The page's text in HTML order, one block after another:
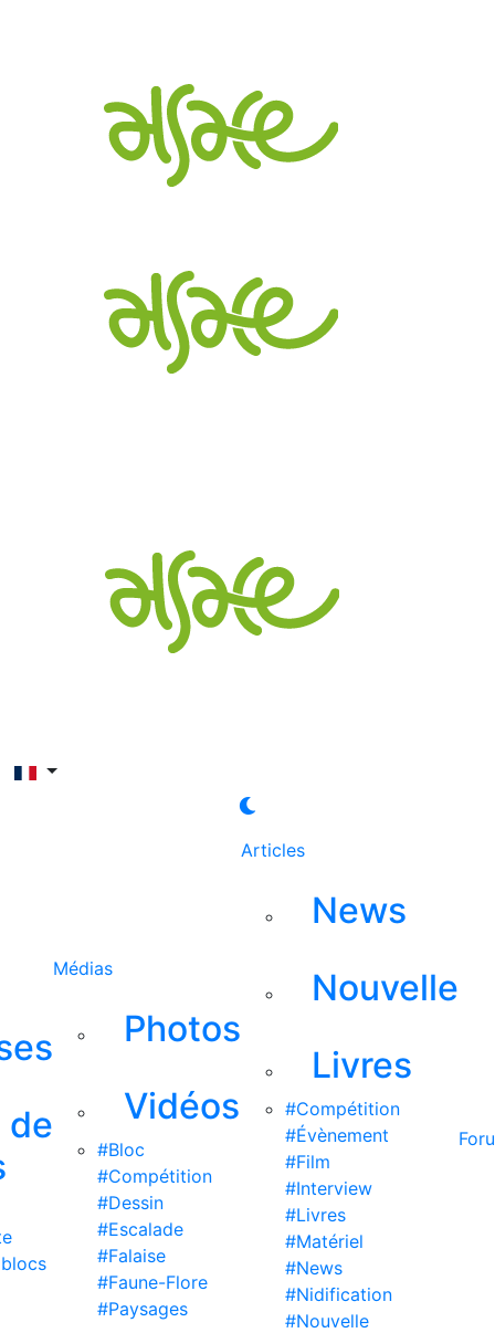
de
Médias
Photos
Vidéos
#Bloc
#Compétition
#Dessin
#Escalade
#Falaise
#Faune-Flore
#Paysages
Articles
News
Nouvelle
Livres
#Compétition
#Évènement
#Film
#Interview
#Livres
#Matériel
#News
#Nidification
#Nouvelle